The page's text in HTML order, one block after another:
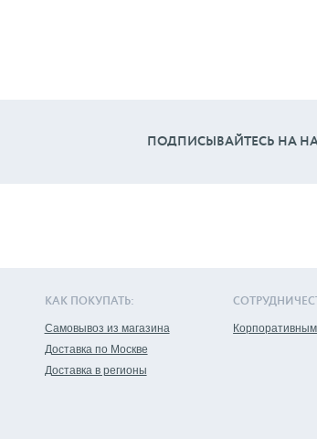
ПОДПИСЫВАЙТЕСЬ НА
КАК ПОКУПАТЬ:
Самовывоз из магазина
Доставка по Москве
Доставка в регионы